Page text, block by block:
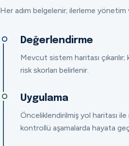
Her adım belgelenir; ilerleme
Değerlendirme
Mevcut sistem haritası çıkarılır;
risk skorları belirlenir.
Uygulama
Önceliklendirilmiş yol haritası
kontrollü aşamalarda hayata